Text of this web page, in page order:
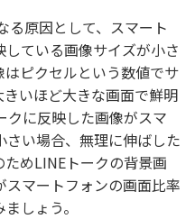
る原因として、スマート
ている画像サイズが小さ
ピクセルという数値でサ
いほど大きな画面で鮮明
クに反映した画像がスマ
い場合、無理に伸ばした
めLINEトークの背景画
マートフォンの画面比率
しょう。